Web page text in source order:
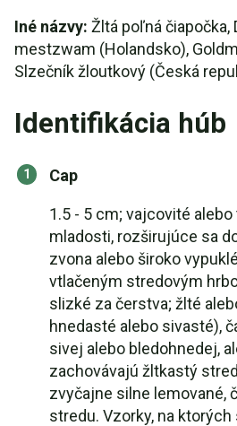
Iné názvy: Žltá poľná čiapočka,
mestzwam (Holandsko),
Slzečník žloutkový (Česká
Identifikácia húb
Cap
1.5 - 5 cm; vajcovité
mladosti, rozširujúce sa
zvona alebo široko
vtlačeným stredovým
slizké za čerstva; žlté
hnedasté alebo sivasté),
sivej alebo bledohnedej,
zachovávajú žltkastý
zvyčajne silne lemované,
stredu. Vzorky, na